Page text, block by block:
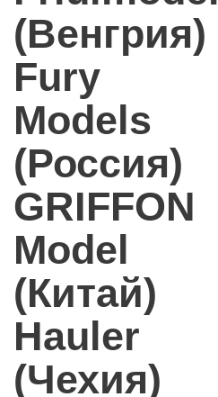
(Венгрия)
Fury
Models
(Россия)
GRIFFON
Model
(Китай)
Hauler
(Чехия)